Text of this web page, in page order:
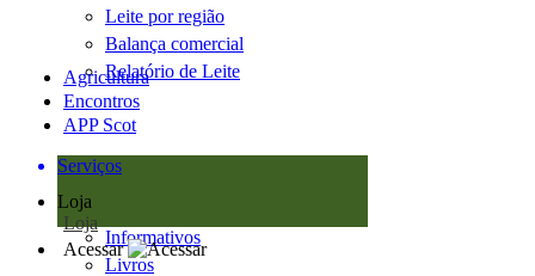
Leite por região
Balança comercial
Relatório de Leite
Agricultura
Encontros
APP Scot
Serviços
Loja
Loja
Informativos
Livros
Acessar